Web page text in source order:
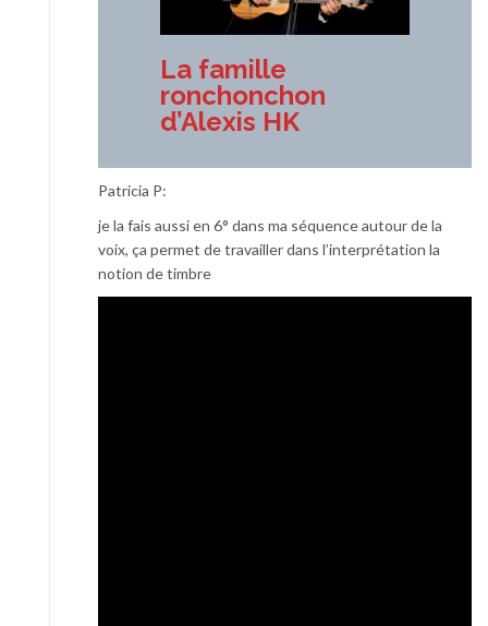
La famille
ronchonchon
d’Alexis HK
Patricia P:
je la fais aussi en 6° dans ma séquence autour de la
voix, ça permet de travailler dans l’interprétation la
notion de timbre